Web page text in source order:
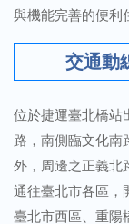
與機能完善的便利
交通動
位於捷運臺北橋站
路，南側臨文化南
外，周邊之正義北
通往臺北市各區，
臺北市西區、重陽